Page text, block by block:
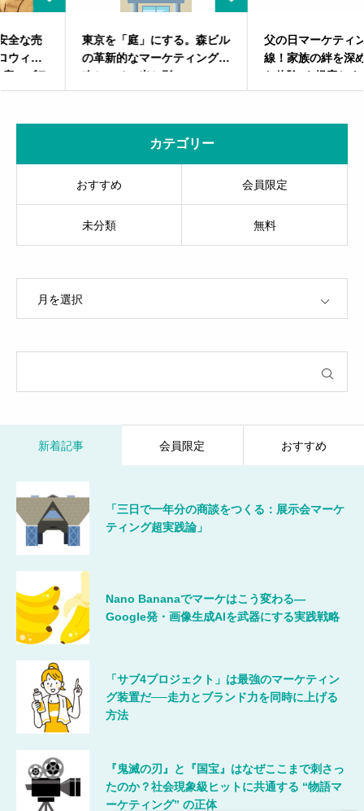
東京を「庭」にする。森ビル
の革新的なマーケティング戦
略と、その光と影
父の日マーケティング最前
線！家族の絆を深める“特別
な体験”を提案しよう
カテゴリー
おすすめ 会員限定
未分類 無料
新着記事 会員限定 おすすめ
「三日で一年分の商談をつくる：展示会マーケ
ティング超実践論」
Nano Bananaでマーケはこう変わる―
Google発・画像生成AIを武器にする実践戦略
「サブ4プロジェクト」は最強のマーケティン
グ装置だ──走力とブランド力を同時に上げる
方法
『鬼滅の刃』と『国宝』はなぜここまで刺さっ
たのか？社会現象級ヒットに共通する “物語マ
ーケティング” の正体